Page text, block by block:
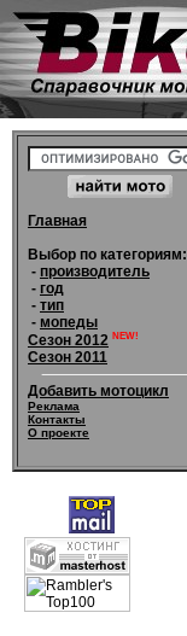
Главная
Выбор по категориям:
- производитель
- год
- тип
- мопеды
Сезон 2012 NEW!
Сезон 2011
Добавить мотоцикл
Реклама
Контакты
О проекте